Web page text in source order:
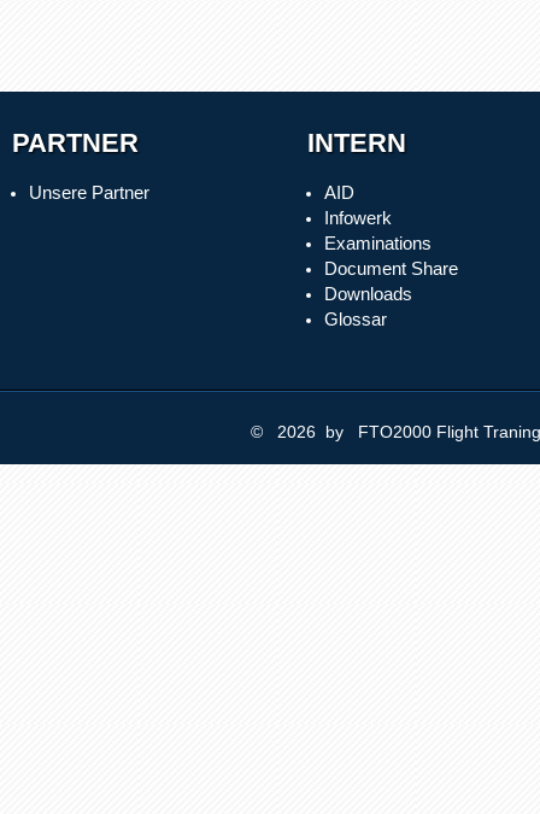
PARTNER
Unsere Partner
INTERN
AID
Infowerk
Examinations
Document Share
Downloads
Glossar
© 2026 by FTO2000 Flight